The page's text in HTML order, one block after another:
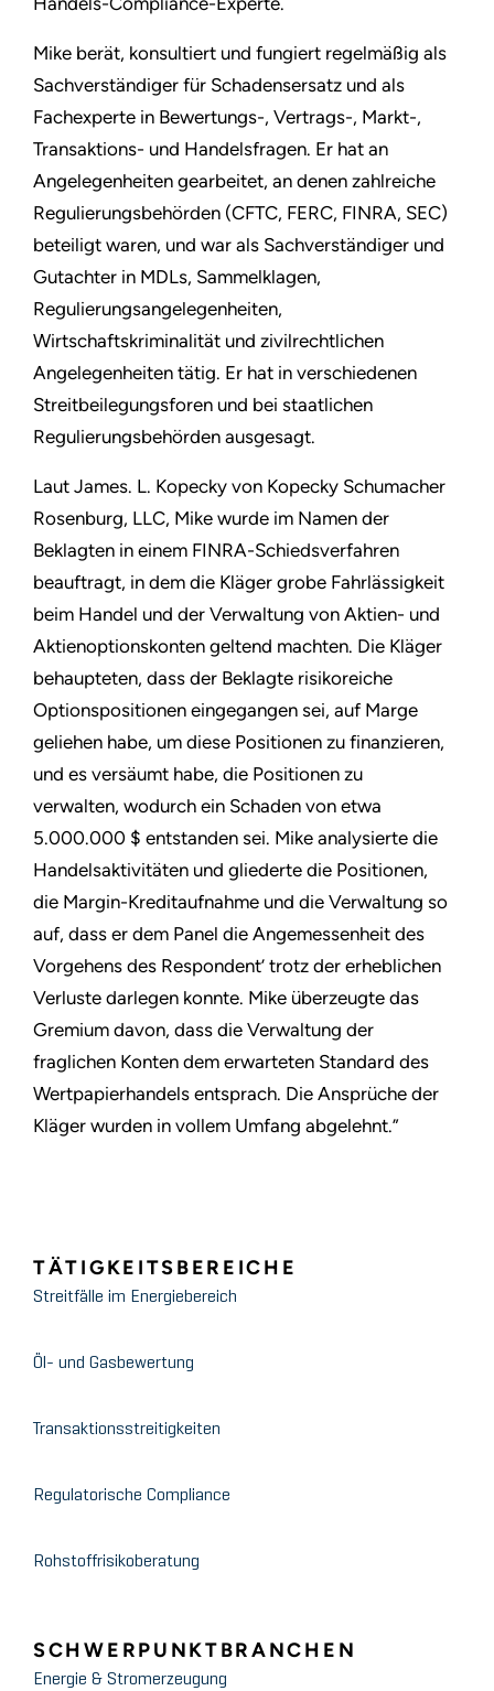
Mike berät, konsultiert und fungiert regelmäßig als
Sachverständiger für Schadensersatz und als
Fachexperte in Bewertungs-, Vertrags-, Markt-,
Transaktions- und Handelsfragen. Er hat an
Angelegenheiten gearbeitet, an denen zahlreiche
Regulierungsbehörden (CFTC, FERC, FINRA, SEC)
beteiligt waren, und war als Sachverständiger und
Gutachter in MDLs, Sammelklagen,
Regulierungsangelegenheiten,
Wirtschaftskriminalität und zivilrechtlichen
Angelegenheiten tätig. Er hat in verschiedenen
Streitbeilegungsforen und bei staatlichen
Regulierungsbehörden ausgesagt.
Laut James. L. Kopecky von Kopecky Schumacher
Rosenburg, LLC, Mike wurde im Namen der
Beklagten in einem FINRA-Schiedsverfahren
beauftragt, in dem die Kläger grobe Fahrlässigkeit
beim Handel und der Verwaltung von Aktien- und
Aktienoptionskonten geltend machten. Die Kläger
behaupteten, dass der Beklagte risikoreiche
Optionspositionen eingegangen sei, auf Marge
geliehen habe, um diese Positionen zu finanzieren,
und es versäumt habe, die Positionen zu
verwalten, wodurch ein Schaden von etwa
5.000.000 $ entstanden sei. Mike analysierte die
Handelsaktivitäten und gliederte die Positionen,
die Margin-Kreditaufnahme und die Verwaltung so
auf, dass er dem Panel die Angemessenheit des
Vorgehens des Respondent’ trotz der erheblichen
Verluste darlegen konnte. Mike überzeugte das
Gremium davon, dass die Verwaltung der
fraglichen Konten dem erwarteten Standard des
Wertpapierhandels entsprach. Die Ansprüche der
Kläger wurden in vollem Umfang abgelehnt.”
TÄTIGKEITSBEREICHE
Streitfälle im Energiebereich
Öl- und Gasbewertung
Transaktionsstreitigkeiten
Regulatorische Compliance
Rohstoffrisikoberatung
SCHWERPUNKTBRANCHEN
Energie & Stromerzeugung